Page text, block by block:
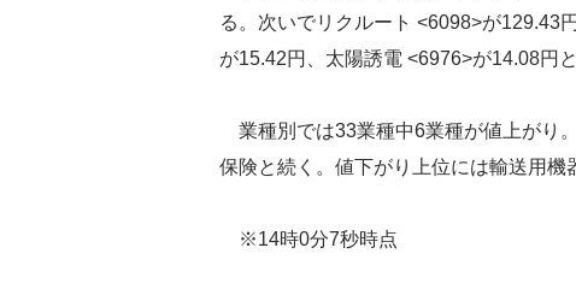
る。次いでリクルート <6098>が129.43
が15.42円、太陽誘電 <6976>が14.08円と
業種別では33業種中6業種が値上がり
保険と続く。値下がり上位には輸送用機
※14時0分7秒時点